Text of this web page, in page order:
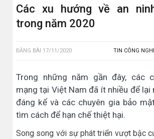
Các xu hướng về an
trong năm 2020
ĐĂNG BÀI 17/11/2020 TIN CÔNG
Trong những năm gần đây, các
mạng tại Việt Nam đã ít nhiều để lại
đáng kể và các chuyên gia bảo
tìm cách để hạn chế thiệt hại.
Song song với sự phát triển vượt bậc